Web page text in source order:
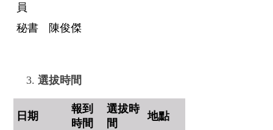
員
秘書 陳俊傑
選拔時間
日期
報到
時間
選拔時
間
地點